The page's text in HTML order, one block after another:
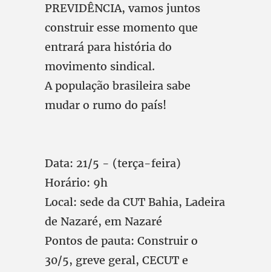
PREVIDÊNCIA, vamos juntos
construir esse momento que
entrará para história do
movimento sindical.
A população brasileira sabe
mudar o rumo do país!
Data: 21/5 - (terça-feira)
Horário: 9h
Local: sede da CUT Bahia, Ladeira
de Nazaré, em Nazaré
Pontos de pauta: Construir o
30/5, greve geral, CECUT e